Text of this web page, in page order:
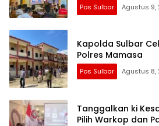
Pos Sulbar Agustus 9,
Kapolda Sulbar
Polres Mamasa
Pos Sulbar Agustus 8,
Tanggalkan ki
Pilih Warkop dan